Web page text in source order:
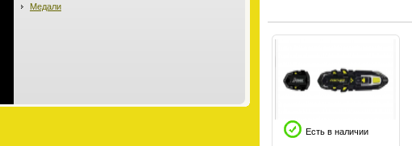
Медали
Есть в наличии